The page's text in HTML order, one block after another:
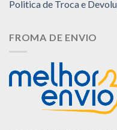
Politica de Troca e
FROMA DE ENVIO